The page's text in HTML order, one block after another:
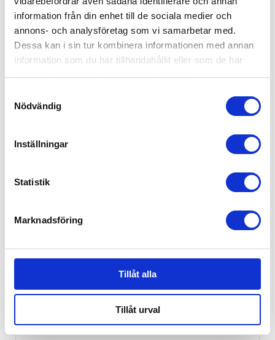
information från din enhet till de sociala medier och
annons- och analysföretag som vi samarbetar med.
Dessa kan i sin tur kombinera informationen med annan
information som du har tillhandahållit eller som de har
Nödvändig
Inställningar
Statistik
Marknadsföring
Tillåt alla
Tillåt urval